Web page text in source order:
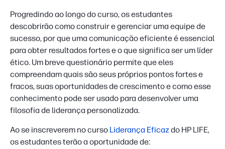
Progredindo ao longo do curso, os estudantes
descobrirão como construir e gerenciar uma equipe de
sucesso, por que uma comunicação eficiente é essencial
para obter resultados fortes e o que significa ser um líder
ético. Um breve questionário permite que eles
compreendam quais são seus próprios pontos fortes e
fracos, suas oportunidades de crescimento e como esse
conhecimento pode ser usado para desenvolver uma
filosofia de liderança personalizada.
Ao se inscreverem no curso Liderança Eficaz do HP LIFE,
os estudantes terão a oportunidade de: